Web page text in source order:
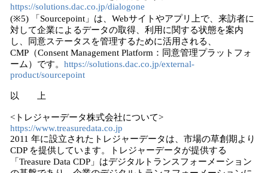
https://solutions.dac.co.jp/dialogone
(※5) 「Sourcepoint」は、Webサイトやアプリ上で、来訪者に
対して企業によるデータの取得、利用に関する状態を案内
し、同意ステータスを管理するために活用される、
CMP（Consent Management Platform：同意管理プラットフォ
ーム）です。 https://solutions.dac.co.jp/external-
product/sourcepoint
以 上
<トレジャーデータ株式会社について>
https://www.treasuredata.co.jp
2011 年に設⽴されたトレジャーデータは、市場の草創期より
CDP を提供しています。トレジャーデータが提供する
「Treasure Data CDP」はデジタルトランスフォーメーション